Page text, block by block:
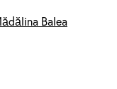
Balea